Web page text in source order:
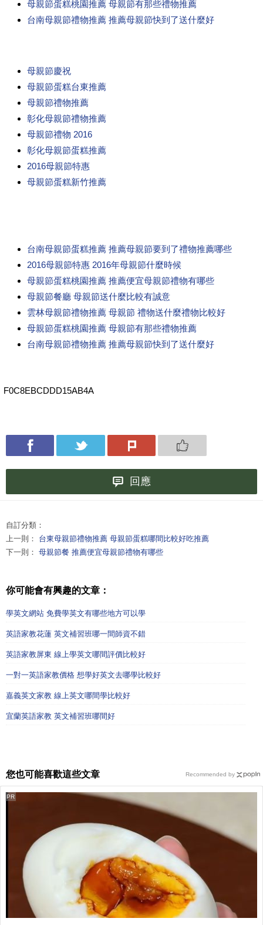
母親節蛋糕桃園推薦 母親節有那些禮物推薦
台南母親節禮物推薦 推薦母親節快到了送什麼好
母親節慶祝
母親節蛋糕台東推薦
母親節禮物推薦
彰化母親節禮物推薦
母親節禮物 2016
彰化母親節蛋糕推薦
2016母親節特惠
母親節蛋糕新竹推薦
台南母親節蛋糕推薦 推薦母親節要到了禮物推薦哪些
2016母親節特惠 2016年母親節什麼時候
母親節蛋糕桃園推薦 推薦便宜母親節禮物有哪些
母親節餐廳 母親節送什麼比較有誠意
雲林母親節禮物推薦 母親節 禮物送什麼禮物比較好
母親節蛋糕桃園推薦 母親節有那些禮物推薦
台南母親節禮物推薦 推薦母親節快到了送什麼好
F0C8EBCDDD15AB4A
回應
自訂分類：
上一則： 台東母親節禮物推薦 母親節蛋糕哪間比較好吃推薦
下一則： 母親節餐 推薦便宜母親節禮物有哪些
你可能會有興趣的文章：
學英文網站 免費學英文有哪些地方可以學
英語家教花蓮 英文補習班哪一間師資不錯
英語家教屏東 線上學英文哪間評價比較好
一對一英語家教價格 想學好英文去哪學比較好
嘉義英文家教 線上英文哪間學比較好
宜蘭英語家教 英文補習班哪間好
您也可能喜歡這些文章
PR
Recommended by